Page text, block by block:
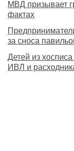
МВД призывает
фактах
за сноса
Детей из
ИВЛ и